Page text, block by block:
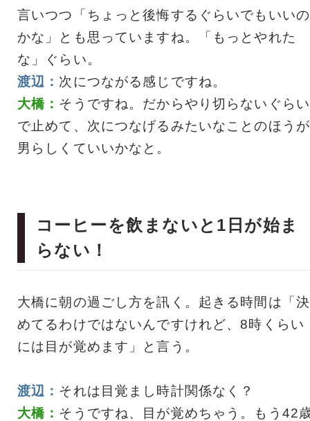
言いつつ「ちょっと後悔するぐらいでもいいの
かな」とも思っていますね。「もっとやれた
な」ぐらい。
渡辺： 次につながる感じですね。
大橋： そうですね。だからやり切らないぐらい
で止めて、次につなげるみたいなことのほうが
男らしくていいかなと。
コーヒーを飲まないと1日が始ま
らない！
大橋に朝の過ごし方を訊く。起きる時間は「決
めてるわけではないんですけれど、8時くらい
には目が覚めます」と言う。
渡辺： それは目覚まし時計関係なく？
大橋： そうですね、目が覚めちゃう。もう42